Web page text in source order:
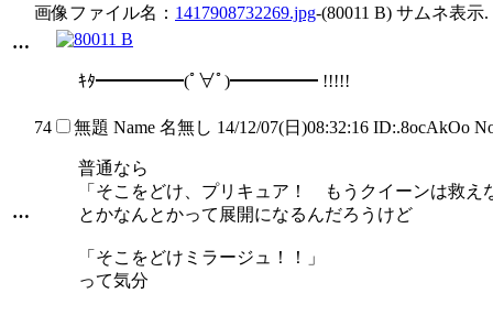
…
画像ファイル名： 1417908732269.jpg-(80011 B) サムネ表示.
ｷﾀ━━━━━(ﾟ∀ﾟ)━━━━━ !!!!!
…
74 無題 Name 名無し 14/12/07(日)08:32:16 ID:.8ocAkOo
普通なら
「そこをどけ、プリキュア！ もうクイーンは救え
とかなんとかって展開になるんだろうけど
「そこをどけミラージュ！！」
って気分